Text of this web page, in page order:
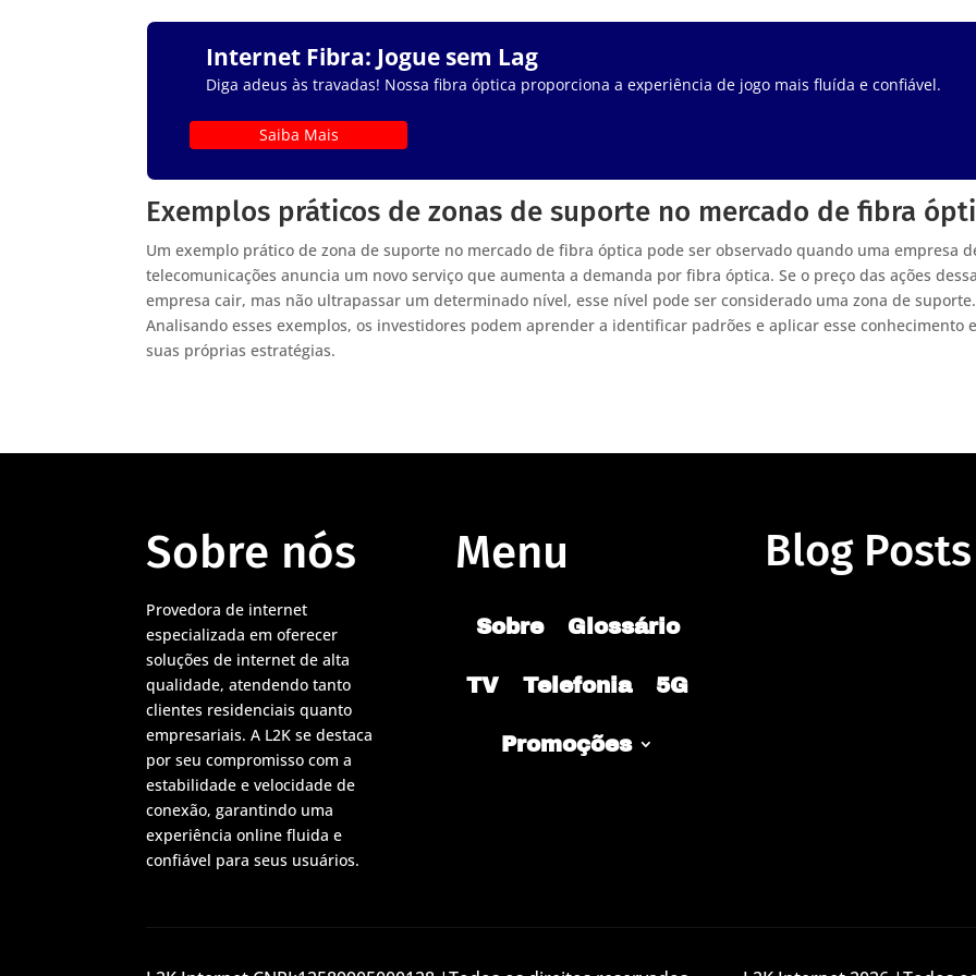
Internet Fibra: Jogue sem Lag
Diga adeus às travadas! Nossa fibra óptica proporciona a experiência de jogo mais fluída e confiável.
Saiba Mais
Exemplos práticos de zonas de suporte no mercado de fibra
Um exemplo prático de zona de suporte no mercado de fibra óptica pode ser observado quando uma empresa
telecomunicações anuncia um novo serviço que aumenta a demanda por fibra óptica. Se o preço das ações dessa
empresa cair, mas não ultrapassar um determinado nível, esse nível pode ser considerado uma zona de suporte.
Analisando esses exemplos, os investidores podem aprender a identificar padrões e aplicar esse conhecimento
suas próprias estratégias.
Sobre nós
Provedora de internet
especializada em oferecer
soluções de internet de alta
qualidade, atendendo tanto
clientes residenciais quanto
empresariais. A L2K se destaca
por seu compromisso com a
estabilidade e velocidade de
conexão, garantindo uma
experiência online fluida e
confiável para seus usuários.
Menu
Sobre Glossário
TV Telefonia 5G
Promoções
Blog Posts